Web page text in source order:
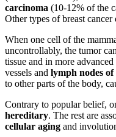
carcinoma (10-12% of the
Other types of breast
When one cell of the
uncontrollably, the tumor
tissue and in more
vessels and lymph nodes
to other parts of the body,
Contrary to popular belief,
hereditary. The rest are
cellular aging and